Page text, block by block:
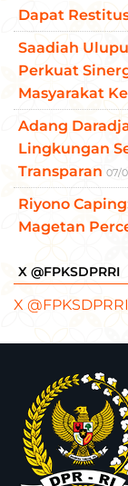
Dapat
Saadiah
Perkuat
Masyarakat
Adang
Lingkungan
Transparan 07/
Riyono
Magetan
X @FPKSDPRRI
X @FPKSDPRRI